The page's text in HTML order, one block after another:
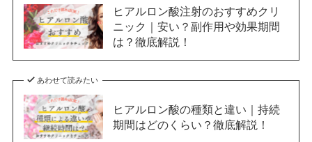
ヒアルロン酸注射のおすすめクリ
ニック｜安い？副作用や効果期間
は？徹底解説！
あわせて読みたい
ヒアルロン酸の種類と違い｜持続
期間はどのくらい？徹底解説！